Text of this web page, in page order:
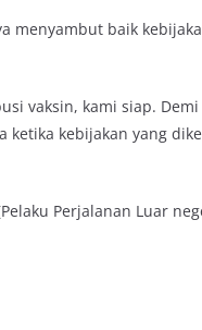
menyambut baik
vaksin, kami siap.
kebijakan yang
Perjalanan Luar